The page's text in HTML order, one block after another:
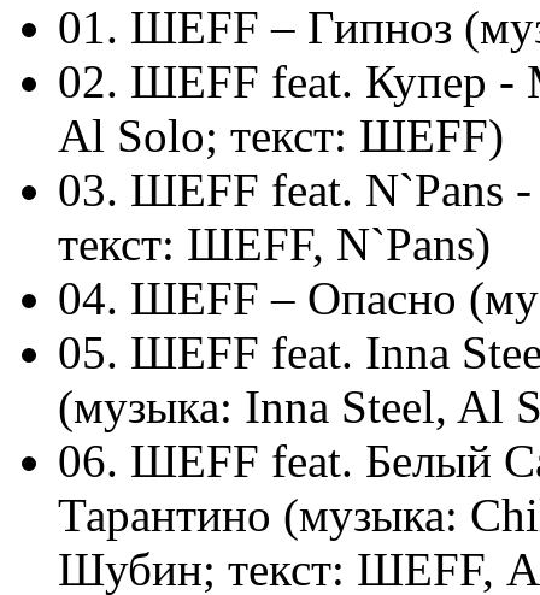
01. ШЕFF – Гипноз
02. ШЕFF feat. Купер -
Al Solo; текст: ШЕFF)
03. ШЕFF feat. N`Pans
текст: ШЕFF, N`Pans)
04. ШЕFF – Опасно
05. ШЕFF feat. Inna
(музыка: Inna Steel, Al
06. ШЕFF feat. Белый
Тарантино (музыка:
Шубин; текст: ШЕFF,